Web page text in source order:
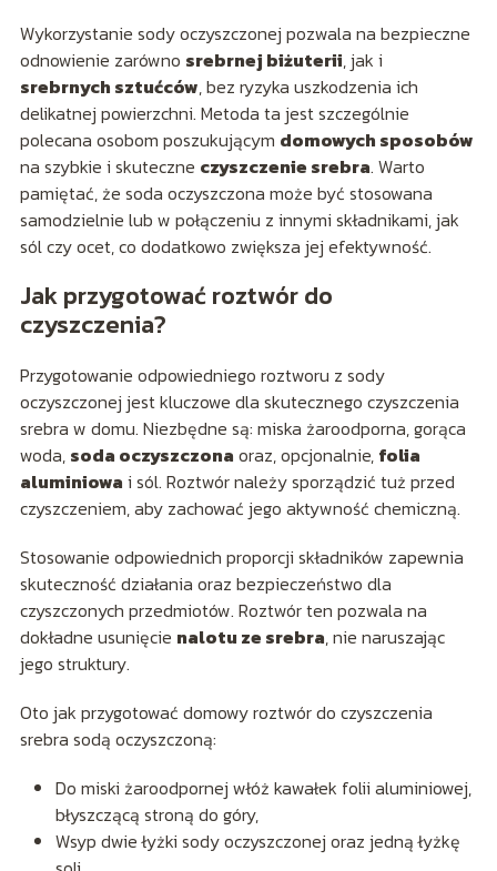
Wykorzystanie sody oczyszczonej pozwala na bezpieczne
odnowienie zarówno srebrnej biżuterii, jak i
srebrnych sztućców, bez ryzyka uszkodzenia ich
delikatnej powierzchni. Metoda ta jest szczególnie
polecana osobom poszukującym domowych sposobów
na szybkie i skuteczne czyszczenie srebra. Warto
pamiętać, że soda oczyszczona może być stosowana
samodzielnie lub w połączeniu z innymi składnikami, jak
sól czy ocet, co dodatkowo zwiększa jej efektywność.
Jak przygotować roztwór do
czyszczenia?
Przygotowanie odpowiedniego roztworu z sody
oczyszczonej jest kluczowe dla skutecznego czyszczenia
srebra w domu. Niezbędne są: miska żaroodporna, gorąca
woda, soda oczyszczona oraz, opcjonalnie, folia
aluminiowa i sól. Roztwór należy sporządzić tuż przed
czyszczeniem, aby zachować jego aktywność chemiczną.
Stosowanie odpowiednich proporcji składników zapewnia
skuteczność działania oraz bezpieczeństwo dla
czyszczonych przedmiotów. Roztwór ten pozwala na
dokładne usunięcie nalotu ze srebra, nie naruszając
jego struktury.
Oto jak przygotować domowy roztwór do czyszczenia
srebra sodą oczyszczoną:
Do miski żaroodpornej włóż kawałek folii aluminiowej,
błyszczącą stroną do góry,
Wsyp dwie łyżki sody oczyszczonej oraz jedną łyżkę